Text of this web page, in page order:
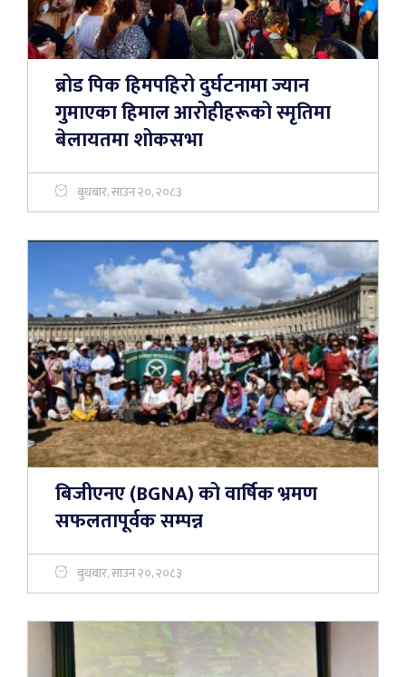
ब्रोड पिक हिमपहिरो दुर्घटनामा ज्यान
गुमाएका हिमाल आरोहीहरूको स्मृतिमा
बेलायतमा शोकसभा
बुधबार, साउन २०, २०८३
बिजीएनए (BGNA) को वार्षिक भ्रमण
सफलतापूर्वक सम्पन्न
बुधबार, साउन २०, २०८३